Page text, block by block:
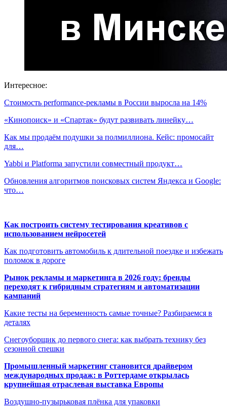
Интересное:
Стоимость performance-рекламы в России выросла на 14%
«Кинопоиск» и «Спартак» будут развивать линейку…
Как мы продаём подушки за полмиллиона. Кейс: промосайт
для…
Yabbi и Platforma запустили совместный продукт…
Обновления алгоритмов поисковых систем Яндекса и Google:
что…
Как построить систему тестирования креативов с
использованием нейросетей
Как подготовить автомобиль к длительной поездке и избежать
поломок в дороге
Рынок рекламы и маркетинга в 2026 году: бренды
переходят к гибридным стратегиям и автоматизации
кампаний
Какие тесты на беременность самые точные? Разбираемся в
деталях
Снегоуборщик до первого снега: как выбрать технику без
сезонной спешки
Промышленный маркетинг становится драйвером
международных продаж: в Роттердаме открылась
крупнейшая отраслевая выставка Европы
Воздушно-пузырьковая плёнка для упаковки